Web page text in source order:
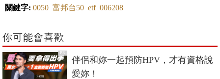
關鍵字: 0050 富邦台50 etf 006208
你可能會喜歡
PR
伴侶和妳一起預防HPV，才有資格說
愛妳！